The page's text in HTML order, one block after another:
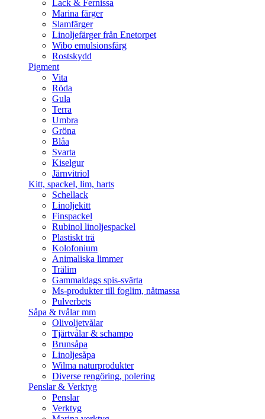
Lack & Fernissa
Marina färger
Slamfärger
Linoljefärger från Enetorpet
Wibo emulsionsfärg
Rostskydd
Pigment
Vita
Röda
Gula
Terra
Umbra
Gröna
Blåa
Svarta
Kiselgur
Järnvitriol
Kitt, spackel, lim, harts
Schellack
Linoljekitt
Finspackel
Rubinol linoljespackel
Plastiskt trä
Kolofonium
Animaliska limmer
Trälim
Gammaldags spis-svärta
Ms-produkter till foglim, nåtmassa
Pulverbets
Såpa & tvålar mm
Olivoljetvålar
Tjärtvålar & schampo
Brunsåpa
Linoljesåpa
Wilma naturprodukter
Diverse rengöring, polering
Penslar & Verktyg
Penslar
Verktyg